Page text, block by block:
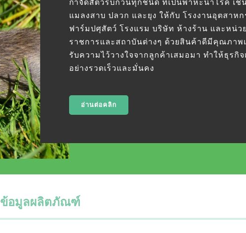
กำจัดสัตว์รบกวนทุกชนิด ที่เป็นพาหะนําโรค เช่
แมลงสาบ ปลวก และยุง ให้กับ โรงงานอุตสาหก
ฟาร์มปศุสัตว์ โรงแรม บริษัท ห้างร้าน และหน่ว
ราชการและสถาบันต่างๆ ด้วยสินค้าดีมีคุณภาพเ
รับความไว้วางใจจากลูกค้าเสมอมา ทำให้ธุรกิจ
อย่างรวดเร็วและมั่นคง
อ่านต่อคลิก
ข้อมูลผลิตภัณฑ์